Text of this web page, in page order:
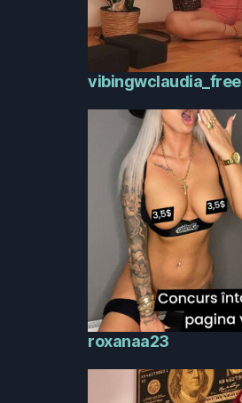
vibingwclaudia_free
roxanaa23